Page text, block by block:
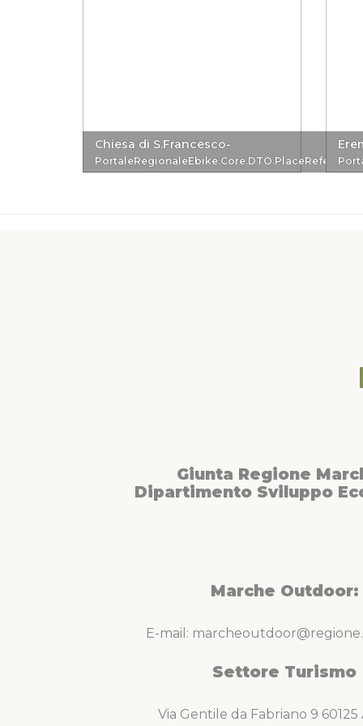
Chiesa di S.Francesco-
Giunta Regione
Dipartimento Sviluppo
Marche Outdoor:
E-mail:
Settore Turismo
Via Gentile da Fabriano 9